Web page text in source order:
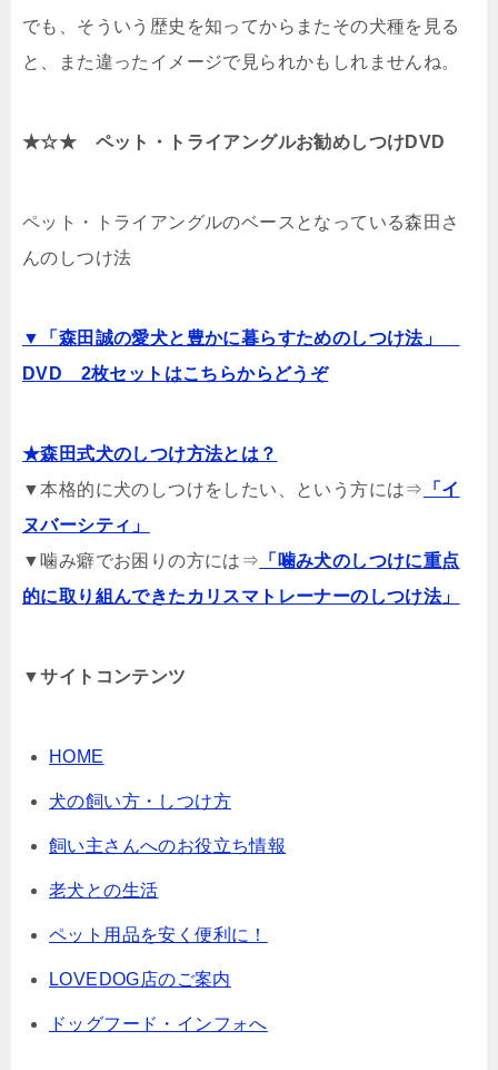
でも、そういう歴史を知ってからまたその犬種を見る
と、また違ったイメージで見られかもしれませんね。
★☆★ ペット・トライアングルお勧めしつけDVD
ペット・トライアングルのベースとなっている森田さ
んのしつけ法
▼「森田誠の愛犬と豊かに暮らすためのしつけ法」
DVD 2枚セットはこちらからどうぞ
★森田式犬のしつけ方法とは？
▼本格的に犬のしつけをしたい、という方には⇒
「イ
ヌバーシティ」
▼噛み癖でお困りの方には⇒ 「噛み犬のしつけに重点
的に取り組んできたカリスマトレーナーのしつけ法」
▼サイトコンテンツ
HOME
犬の飼い方・しつけ方
飼い主さんへのお役立ち情報
老犬との生活
ペット用品を安く便利に！
LOVEDOG店のご案内
ドッグフード・インフォへ